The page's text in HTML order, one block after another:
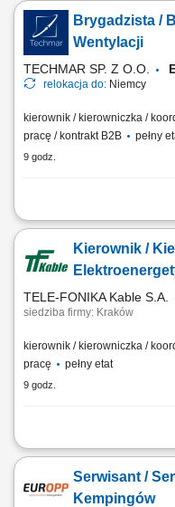
(zbiorniki, rurociągi, silosy),
rysunkiem technicznym.
Brygadzista /
Wentylacji
TECHMAR SP. Z O.O.
relokacja do: Niemcy
kierownik / kierowniczka /
pracę / kontrakt B2B
pełny
9 godz.
Miejsce pracy: Niemcy
Współpraca z kierownictwem
Nadzorowanie jakości oraz
Kierownik /
TELE-FONIKA Kable S.A.
siedziba firmy: Kraków
kierownik / kierowniczka /
pracę
pełny etat
9 godz.
Miejsce pracy stacjonarnej:
stanowiska prowadzenie
kablowych wysokiego
Serwisant /
Kempingów